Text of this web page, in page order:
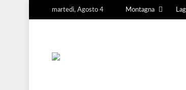
martedì, Agosto 4 Montagna